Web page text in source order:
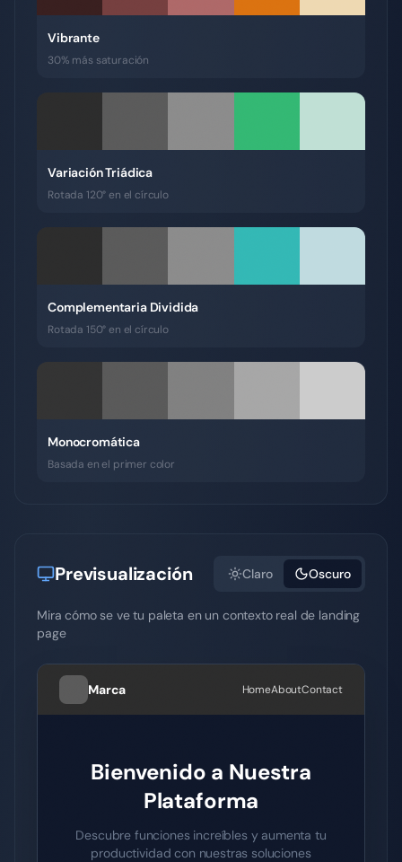
Vibrante
30% más saturación
Variación Triádica
Rotada 120° en el círculo
Complementaria Dividida
Rotada 150° en el círculo
Monocromática
Basada en el primer color
Previsualización Claro Oscuro
Mira cómo se ve tu paleta en un contexto real de landing
page
Marca HomeAboutContact
Bienvenido a Nuestra
Plataforma
Descubre funciones increíbles y aumenta tu
productividad con nuestras soluciones